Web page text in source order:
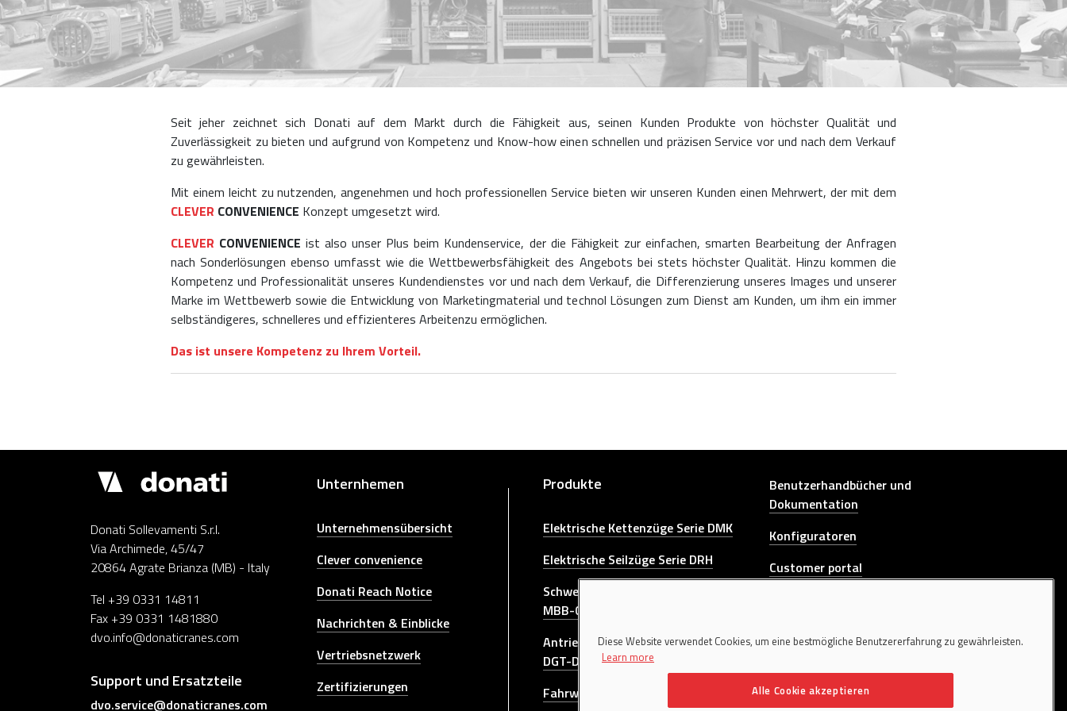
Seit jeher zeichnet sich Donati auf dem Markt durch die Fähigkeit aus, seinen Kunden Produkte von höchster Qualität und
Zuverlässigkeit zu bieten und aufgrund von Kompetenz und Know-how einen schnellen und präzisen Service vor und nach dem Verkauf
zu gewährleisten.
Mit einem leicht zu nutzenden, angenehmen und hoch professionellen Service bieten wir unseren Kunden einen Mehrwert, der mit dem
CLEVER CONVENIENCE Konzept umgesetzt wird.
CLEVER CONVENIENCE ist also unser Plus beim Kundenservice, der die Fähigkeit zur einfachen, smarten Bearbeitung der Anfragen
nach Sonderlösungen ebenso umfasst wie die Wettbewerbsfähigkeit des Angebots bei stets höchster Qualität. Hinzu kommen die
Kompetenz und Professionalität unseres Kundendienstes vor und nach dem Verkauf, die Differenzierung unseres Images und unserer
Marke im Wettbewerb sowie die Entwicklung von Marketingmaterial und technol Lösungen zum Dienst am Kunden, um ihm ein immer
selbständigeres, schnelleres und effizienteres Arbeitenzu ermöglichen.
Das ist unsere Kompetenz zu Ihrem Vorteil.
Demagcranes
Donati Sollevamenti S.r.l.
Via Archimede, 45/47
20864 Agrate Brianza (MB) - Italy
Tel +39 0331 14811
Fax +39 0331 1481880
dvo.info@donaticranes.com
Support und Ersatzteile
dvo.service@donaticranes.com
Unternhemen
Unternehmensübersicht
Clever convenience
Donati Reach Notice
Nachrichten & Einblicke
Vertriebsnetzwerk
Zertifizierungen
Produkte
Elektrische Kettenzüge Serie DMK
Elektrische Seilzüge Serie DRH
Schwenkkrane Serie GBA-GBP-CBB-
MBB-CBE-MBE-GBR-GBL-GRL
Antriebseinheiten für Brückenkrane
DGT-DGP
Fahrwerke für Brückenkrane
Other link
Benutzerhandbücher und
Dokumentation
Konfiguratoren
Customer portal
KONTAKTIEREN SIE UNS
Diese Website verwendet Cookies, um eine bestmögliche Benutzererfahrung zu gewährleisten.
Learn more
Alle Cookie akzeptieren